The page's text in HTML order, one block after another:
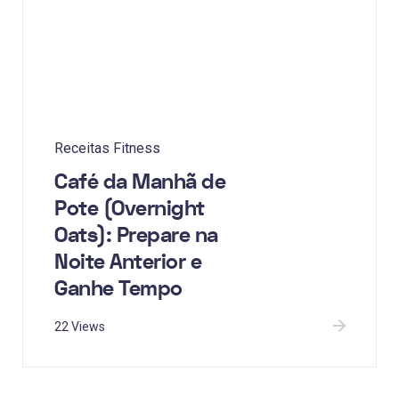
Receitas Fitness
Café da Manhã de
Pote (Overnight
Oats): Prepare na
Noite Anterior e
Ganhe Tempo
22 Views